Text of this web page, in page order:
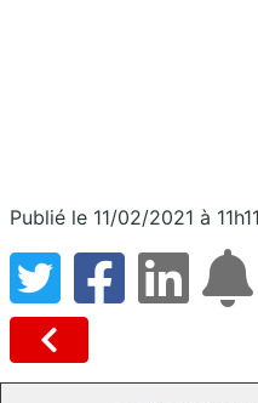
Publié le 11/02/2021 à 11h11